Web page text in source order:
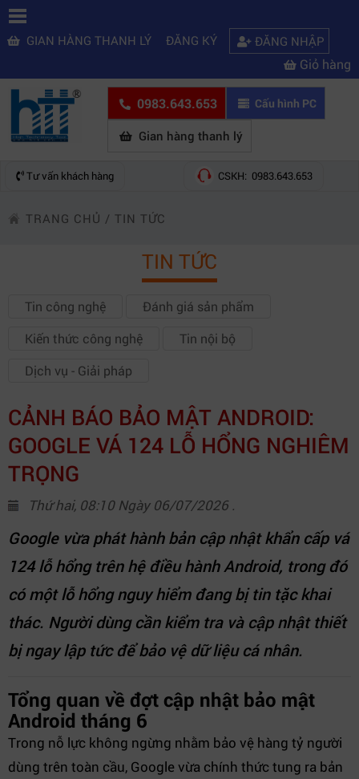
GIAN HÀNG THANH LÝ ĐĂNG KÝ ĐĂNG NHẬP
Giỏ hàng
0983.643.653 Cấu hình PC
Gian hàng thanh lý
Tư vấn khách hàng CSKH: 0983.643.653
TRANG CHỦ / TIN TỨC
TIN TỨC
Tin công nghệ
Đánh giá sản phẩm
Kiến thức công nghệ
Tin nội bộ
Dịch vụ - Giải pháp
CẢNH BÁO BẢO MẬT ANDROID:
GOOGLE VÁ 124 LỖ HỔNG NGHIÊM
TRỌNG
Thứ hai, 08:10 Ngày 06/07/2026 .
Google vừa phát hành bản cập nhật khẩn cấp vá
124 lỗ hổng trên hệ điều hành Android, trong đó
có một lỗ hổng nguy hiểm đang bị tin tặc khai
thác. Người dùng cần kiểm tra và cập nhật thiết
bị ngay lập tức để bảo vệ dữ liệu cá nhân.
Tổng quan về đợt cập nhật bảo mật
Android tháng 6
Trong nỗ lực không ngừng nhằm bảo vệ hàng tỷ người
dùng trên toàn cầu, Google vừa chính thức tung ra bản